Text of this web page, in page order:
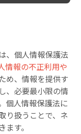
、個人情報保護法
情報の不正利用や
ため、情報を提供す
、必要最小限の情
個人情報保護法に
り扱うことで、ネ
す。